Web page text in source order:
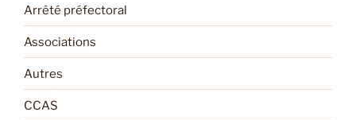
Arrêté préfectoral
Associations
Autres
CCAS